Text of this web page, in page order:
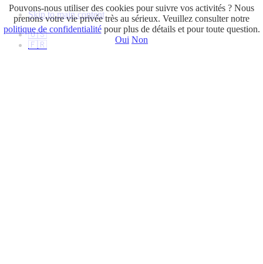
Skip to main content
🇺🇸
🇫🇷
Pouvons-nous utiliser des cookies pour suivre vos activités ? Nous
prenons votre vie privée très au sérieux. Veuillez consulter notre
politique de confidentialitépour plus de détails et pour toute question.
Oui Non